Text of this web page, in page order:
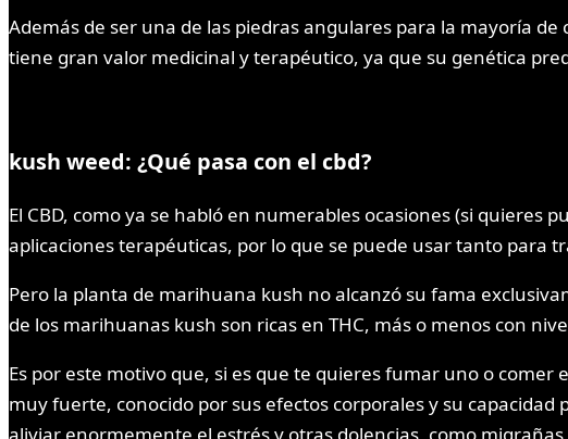
Además de ser una de las piedras angulares para la mayoría
tiene gran valor medicinal y terapéutico, ya que su genética
kush weed: ¿Qué pasa con el cbd?
El CBD, como ya se habló en numerables ocasiones (si quieres
aplicaciones terapéuticas, por lo que se puede usar tanto
Pero la planta de marihuana kush no alcanzó su fama
de los marihuanas kush son ricas en THC, más o menos con
Es por este motivo que, si es que te quieres fumar uno o
muy fuerte, conocido por sus efectos corporales y su capacidad